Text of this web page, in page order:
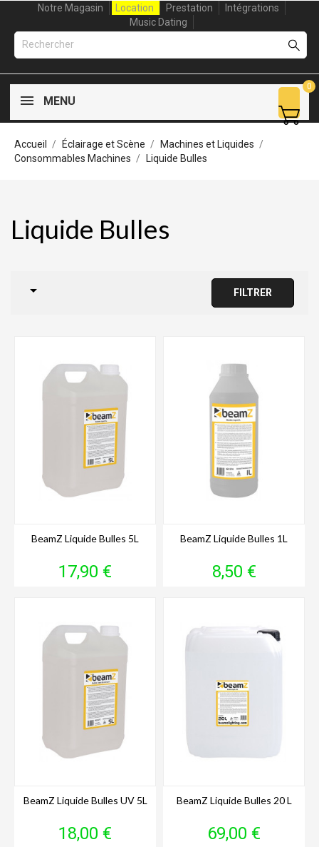
Notre Magasin Location Prestation
Intégrations
Music Dating
MENU
0
Accueil Éclairage et Scène
Machines et Liquides
Consommables Machines
Liquide Bulles
Liquide Bulles
 FILTRER
BeamZ Liquide Bulles 5L
Prix
17,90 €
BeamZ Liquide Bulles 1L
Prix
8,50 €
BeamZ Liquide Bulles UV 5L
Prix
18,00 €
BeamZ Liquide Bulles 20 L
Prix
69,00 €